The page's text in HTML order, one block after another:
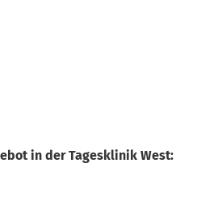
in der Tagesklinik West: